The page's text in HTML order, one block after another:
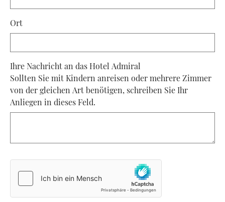
Ort
Ihre Nachricht an das Hotel Admiral
Sollten Sie mit Kindern anreisen oder mehrere Zimmer
von der gleichen Art benötigen, schreiben Sie Ihr
Anliegen in dieses Feld.